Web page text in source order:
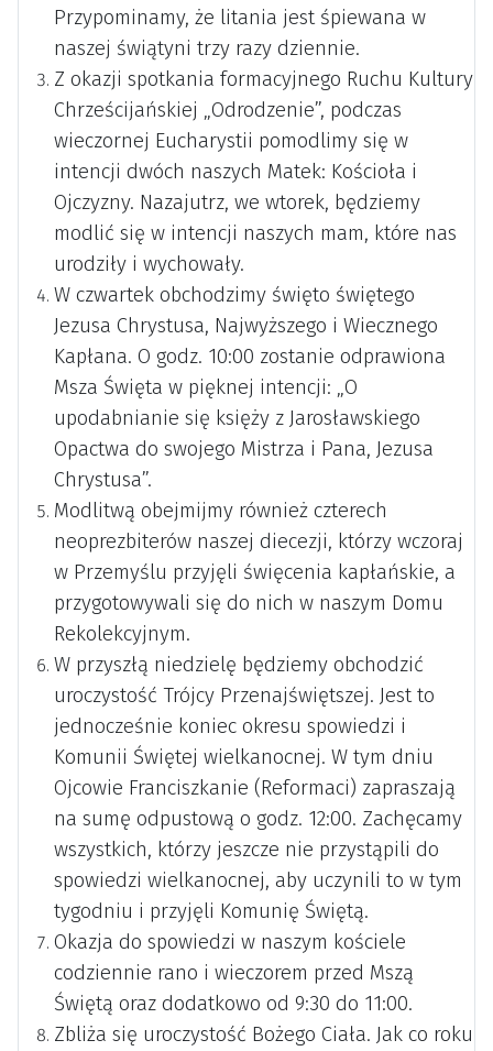
Przypominamy, że litania jest śpiewana w
naszej świątyni trzy razy dziennie.
Z okazji spotkania formacyjnego Ruchu Kultury
Chrześcijańskiej „Odrodzenie”, podczas
wieczornej Eucharystii pomodlimy się w
intencji dwóch naszych Matek: Kościoła i
Ojczyzny. Nazajutrz, we wtorek, będziemy
modlić się w intencji naszych mam, które nas
urodziły i wychowały.
W czwartek obchodzimy święto świętego
Jezusa Chrystusa, Najwyższego i Wiecznego
Kapłana. O godz. 10:00 zostanie odprawiona
Msza Święta w pięknej intencji: „O
upodabnianie się księży z Jarosławskiego
Opactwa do swojego Mistrza i Pana, Jezusa
Chrystusa”.
Modlitwą obejmijmy również czterech
neoprezbiterów naszej diecezji, którzy wczoraj
w Przemyślu przyjęli święcenia kapłańskie, a
przygotowywali się do nich w naszym Domu
Rekolekcyjnym.
W przyszłą niedzielę będziemy obchodzić
uroczystość Trójcy Przenajświętszej. Jest to
jednocześnie koniec okresu spowiedzi i
Komunii Świętej wielkanocnej. W tym dniu
Ojcowie Franciszkanie (Reformaci) zapraszają
na sumę odpustową o godz. 12:00. Zachęcamy
wszystkich, którzy jeszcze nie przystąpili do
spowiedzi wielkanocnej, aby uczynili to w tym
tygodniu i przyjęli Komunię Świętą.
Okazja do spowiedzi w naszym kościele
codziennie rano i wieczorem przed Mszą
Świętą oraz dodatkowo od 9:30 do 11:00.
Zbliża się uroczystość Bożego Ciała. Jak co roku